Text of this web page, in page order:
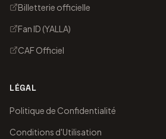
Billetterie officielle
Fan ID (YALLA)
CAF Officiel
LÉGAL
Politique de Confidentialité
Conditions d'Utilisation